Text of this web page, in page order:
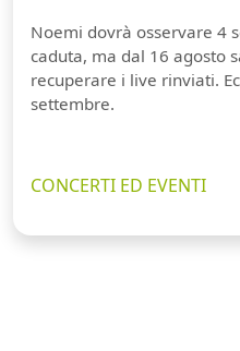
Noemi dovrà osservare 4
caduta, ma dal 16 agosto
recuperare i live rinviati.
settembre.
CONCERTI ED EVENTI